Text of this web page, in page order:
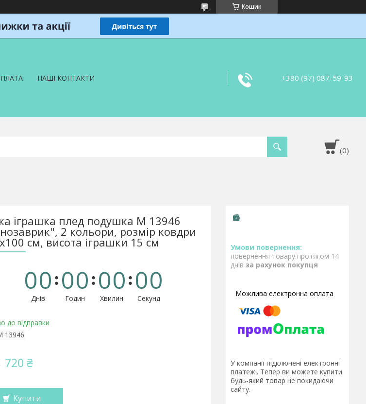
Кошик
НАШІ КОНТАКТИ +380 (97) 087-59-93
іграшка плед подушка М 13946
2 кольори, розмір ковдри
см, висота іграшки 15 см
00
Днів
00
Годин
00
Хвилин
00
Секунд
до відправки
13946
720 ₴
Купити
повернення товару протягом 14
днів за рахунок покупця
У компанії підключені електронні
платежі. Тепер ви можете купити
будь-який товар не покидаючи
сайту.